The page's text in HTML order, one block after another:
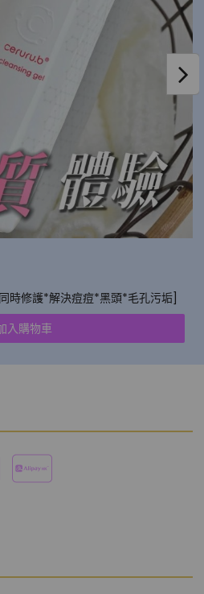
時修護*解決痘痘*黑頭*毛孔污垢]
入購物車